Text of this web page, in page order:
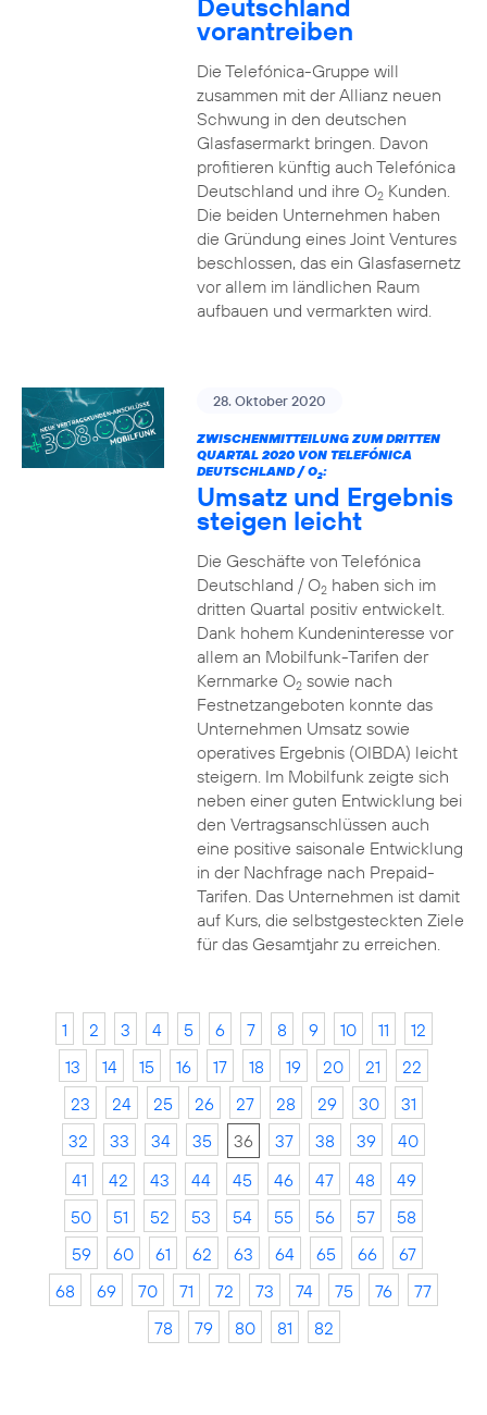
Deutschland
vorantreiben
Die Telefónica-Gruppe will
zusammen mit der Allianz neuen
Schwung in den deutschen
Glasfasermarkt bringen. Davon
profitieren künftig auch Telefónica
Deutschland und ihre O2Kunden.
Die beiden Unternehmen haben
die Gründung eines Joint Ventures
beschlossen, das ein Glasfasernetz
vor allem im ländlichen Raum
aufbauen und vermarkten wird.
28. Oktober 2020
ZWISCHENMITTEILUNG ZUM DRITTEN
QUARTAL 2020 VON TELEFÓNICA
DEUTSCHLAND / O2:
Umsatz und Ergebnis
steigen leicht
Die Geschäfte von Telefónica
Deutschland / O2haben sich im
dritten Quartal positiv entwickelt.
Dank hohem Kundeninteresse vor
allem an Mobilfunk-Tarifen der
Kernmarke O2sowie nach
Festnetzangeboten konnte das
Unternehmen Umsatz sowie
operatives Ergebnis (OIBDA) leicht
steigern. Im Mobilfunk zeigte sich
neben einer guten Entwicklung bei
den Vertragsanschlüssen auch
eine positive saisonale Entwicklung
in der Nachfrage nach Prepaid-
Tarifen. Das Unternehmen ist damit
auf Kurs, die selbstgesteckten Ziele
für das Gesamtjahr zu erreichen.
1 2 3 4 5 6 7 8 9 10 11
12
13
14 15 16 17 18 19 20 21
22
23
24 25 26 27 28 29 30
31
32
33 34 35 36 37 38 39
40
41
42 43 44 45 46 47 48
49
50
51 52 53 54 55 56 57
58
59
60 61 62 63 64 65 66
67
68
69 70 71 72 73 74 75 76
77
78
79 80 81 82